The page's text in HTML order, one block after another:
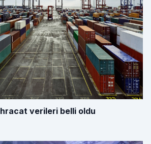
ihracat verileri belli oldu